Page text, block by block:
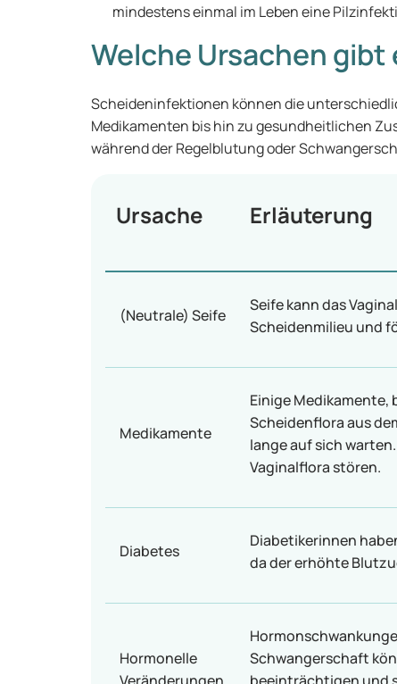
mindestens einmal im Leben eine
Welche Ursachen gibt
Scheideninfektionen können die
Medikamenten bis hin zu gesundheitlichen
während der Regelblutung oder
Ursache Erläuterung
(Neutrale) Seife
Seife kann das
Scheidenmilieu und
Medikamente
Einige
Scheidenflora aus
lange auf sich
Vaginalflora stören.
Diabetes
Diabetikerinnen
da der erhöhte
Hormonelle
Schwangerschaft